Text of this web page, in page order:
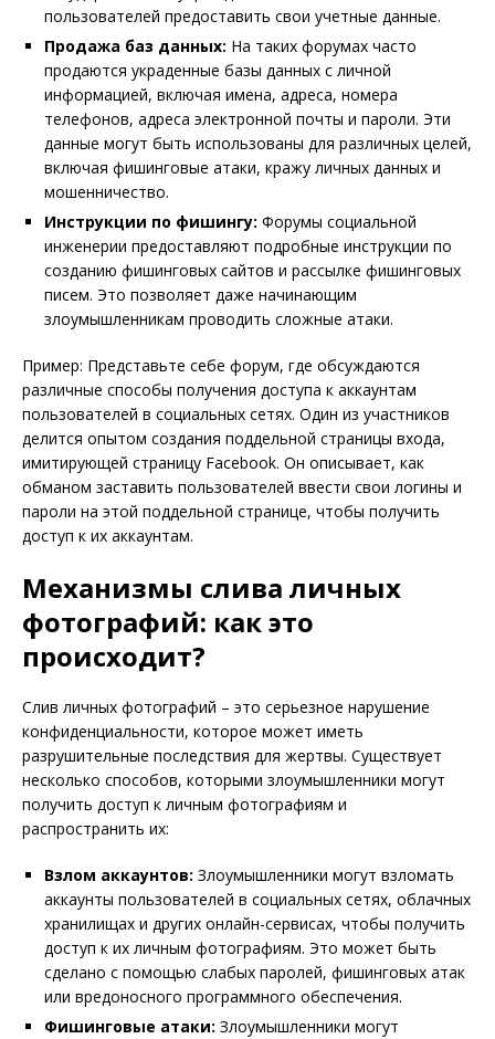
пользователей предоставить свои учетные данные.
Продажа баз данных: На таких форумах часто
продаются украденные базы данных с личной
информацией, включая имена, адреса, номера
телефонов, адреса электронной почты и пароли. Эти
данные могут быть использованы для различных целей,
включая фишинговые атаки, кражу личных данных и
мошенничество.
Инструкции по фишингу: Форумы социальной
инженерии предоставляют подробные инструкции по
созданию фишинговых сайтов и рассылке фишинговых
писем. Это позволяет даже начинающим
злоумышленникам проводить сложные атаки.
Пример: Представьте себе форум, где обсуждаются
различные способы получения доступа к аккаунтам
пользователей в социальных сетях. Один из участников
делится опытом создания поддельной страницы входа,
имитирующей страницу Facebook. Он описывает, как
обманом заставить пользователей ввести свои логины и
пароли на этой поддельной странице, чтобы получить
доступ к их аккаунтам.
Механизмы слива личных
фотографий: как это
происходит?
Слив личных фотографий – это серьезное нарушение
конфиденциальности, которое может иметь
разрушительные последствия для жертвы. Существует
несколько способов, которыми злоумышленники могут
получить доступ к личным фотографиям и
распространить их:
Взлом аккаунтов: Злоумышленники могут взломать
аккаунты пользователей в социальных сетях, облачных
хранилищах и других онлайн-сервисах, чтобы получить
доступ к их личным фотографиям. Это может быть
сделано с помощью слабых паролей, фишинговых атак
или вредоносного программного обеспечения.
Фишинговые атаки: Злоумышленники могут